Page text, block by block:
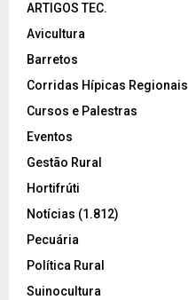
ARTIGOS TEC.
Avicultura
Barretos
Corridas Hípicas Regionais
Cursos e Palestras
Eventos
Gestão Rural
Hortifrúti
Notícias (1.812)
Pecuária
Política Rural
Suinocultura